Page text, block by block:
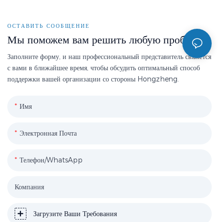
ОСТАВИТЬ СООБЩЕНИЕ
Мы поможем вам решить любую проблему
Заполните форму, и наш профессиональный представитель свяжется
с вами в ближайшее время, чтобы обсудить оптимальный способ
поддержки вашей организации со стороны Hongzheng.
Имя
Электронная Почта
Телефон/WhatsApp
Компания
Загрузите Ваши Требования